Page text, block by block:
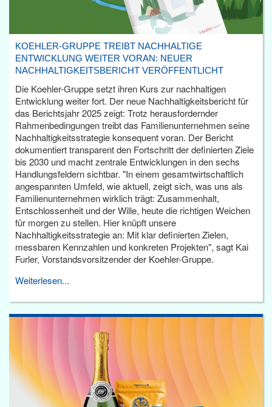
KOEHLER-GRUPPE TREIBT NACHHALTIGE
ENTWICKLUNG WEITER VORAN: NEUER
NACHHALTIGKEITSBERICHT VERÖFFENTLICHT
Die Koehler-Gruppe setzt ihren Kurs zur nachhaltigen
Entwicklung weiter fort. Der neue Nachhaltigkeitsbericht für
das Berichtsjahr 2025 zeigt: Trotz herausfordernder
Rahmenbedingungen treibt das Familienunternehmen seine
Nachhaltigkeitsstrategie konsequent voran. Der Bericht
dokumentiert transparent den Fortschritt der definierten Ziele
bis 2030 und macht zentrale Entwicklungen in den sechs
Handlungsfeldern sichtbar. "In einem gesamtwirtschaftlich
angespannten Umfeld, wie aktuell, zeigt sich, was uns als
Familienunternehmen wirklich trägt: Zusammenhalt,
Entschlossenheit und der Wille, heute die richtigen Weichen
für morgen zu stellen. Hier knüpft unsere
Nachhaltigkeitsstrategie an: Mit klar definierten Zielen,
messbaren Kennzahlen und konkreten Projekten", sagt Kai
Furler, Vorstandsvorsitzender der Koehler-Gruppe.
Weiterlesen...